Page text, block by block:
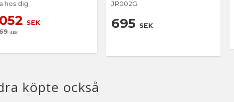
hos dig
SEK
SEK
JR002G
695 SEK
köpte också